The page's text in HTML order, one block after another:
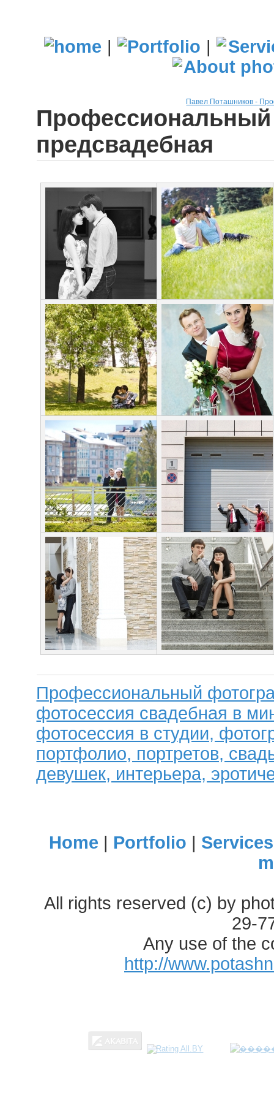
| |
Павел Поташников -
предсвадебная
Профессиональный
фотосессия свадебная в
фотосессия в студии,
портфолио, портретов,
девушек, интерьера,
Home | Portfolio | Services
All rights reserved (c) by
29-
Any use of the
http://